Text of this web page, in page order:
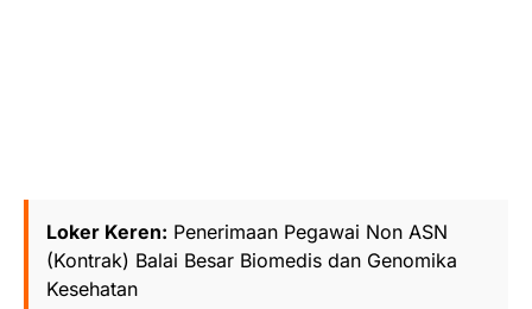
Loker Keren: Penerimaan Pegawai Non ASN
(Kontrak) Balai Besar Biomedis dan Genomika
Kesehatan